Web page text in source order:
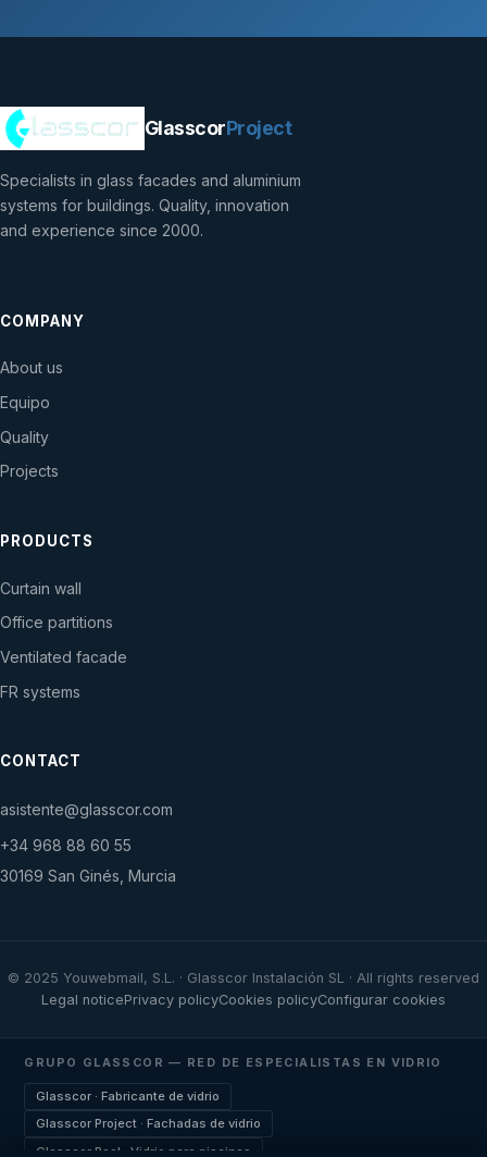
GlasscorProject
Specialists in glass facades and aluminium
systems for buildings. Quality, innovation
and experience since 2000.
COMPANY
About us
Equipo
Quality
Projects
PRODUCTS
Curtain wall
Office partitions
Ventilated facade
FR systems
CONTACT
asistente@glasscor.com
+34 968 88 60 55
30169 San Ginés, Murcia
© 2025 Youwebmail, S.L. · Glasscor Instalación SL · All rights reserved
Legal noticePrivacy policyCookies policyConfigurar cookies
GRUPO GLASSCOR — RED DE ESPECIALISTAS EN VIDRIO
Glasscor · Fabricante de vidrio
Glasscor Project · Fachadas de vidrio
Glasscor Pool · Vidrio para piscinas